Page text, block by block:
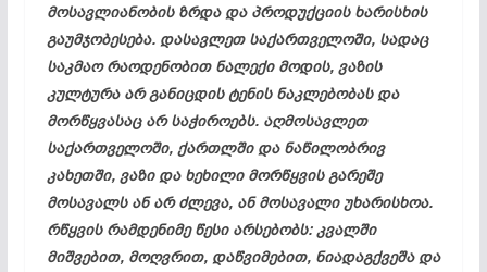
მოსავლიანობის ზრდა და პროდუქციის ხარისხის
გაუმჯობესება. დასავლეთ საქართველოში, სადაც
საკმაო რაოდენობით ნალექი მოდის, ვაზის
კულტურა არ განიცდის ტენის ნაკლებობას და
მორწყვასაც არ საჭიროებს. აღმოსავლეთ
საქართველოში, ქართლში და ნაწილობრივ
კახეთში, ვაზი და ხეხილი მორწყვის გარეშე
მოსავალს ან არ ძლევა, ან მოსავალი უხარისხოა.
რწყვის რამდენიმე წესი არსებობს: კვალში
მიშვებით, მოღვრით, დაწვიმებით, ნიადაგქვეშა და